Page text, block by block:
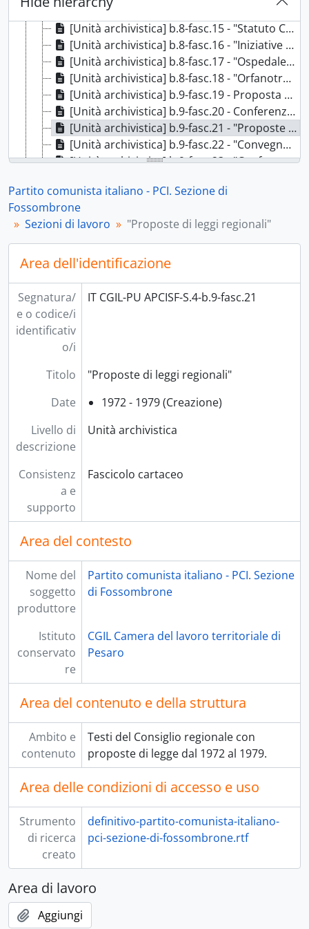
[Unità archivistica] b.8-fasc.14 - "Informazione", 1968 - 1980
[Unità archivistica] b.8-fasc.15 - "Statuto Consorzio sanitario", [1969]
[Unità archivistica] b.8-fasc.16 - "Iniziative di partito. Problema individuazione Unità sanitarie locali", 1969
[Unità archivistica] b.8-fasc.17 - "Ospedale", 1969 - 1970
[Unità archivistica] b.8-fasc.18 - "Orfanotrofio femminile", [1969?]
[Unità archivistica] b.9-fasc.19 - Proposta di legge sulla caccia, 1970 - 1971
[Unità archivistica] b.9-fasc.20 - Conferenza sull'emigrazione, 1971; 1973; 1979
[Unità archivistica] b.9-fasc.21 - "Proposte di leggi regionali", 1972 - 1979
[Unità archivistica] b.9-fasc.22 - "Convegno sullo sviluppo dell'ospedale", 1973
[Unità archivistica] b.9-fasc.23 - "Conferenza regionale sull'emigrazione", 1974
[Unità archivistica] b.9-fasc.25 - "IRAB. Risultati indagine Commissione comunale", 1975 - 1976
[Unità archivistica] b.9-fasc.26 - "Sanità ULSS", 1977
[Unità archivistica] b.9-fasc.27 - Distretti scolastici, 1977
[Unità archivistica] b.9-fasc.28 - "Sanità", 1978
[Unità archivistica] b.9-fasc.29 - "Ospedale", 1978 - 1979
[Serie] S.6 - Circolari, 1942; 1944 - 1978
[Serie] S.7 - Stampa e propaganda, 1947 - 1980
[Serie] S.8 - Volantini, 1947; 1958 - 1983
[Serie] S.9 - Elezioni e referendum, 1946; 1952 - 1984
[Serie] S.11 - Feste de L'Unità e altre manifestazioni, 1946 - 1983
[Serie] S.13 - Amministrazione e bilanci, 1944 - 1978
[Serie] S.14 - Rassegna stampa e pubblicazioni, 1958 - 1980; 2000
[Serie] S.15 - Fotografie, [195-?] - 1983
Partito comunista italiano - PCI. Sezione di
Fossombrone
Sezioni di lavoro
"Proposte di leggi regionali"
Area dell'identificazione
Segnatura/
e o codice/i
identificativ
o/i
IT CGIL-PU APCISF-S.4-b.9-fasc.21
Titolo
"Proposte di leggi regionali"
Date
1972 - 1979 (Creazione)
Livello di
descrizione
Unità archivistica
Consistenz
a e
supporto
Fascicolo cartaceo
Area del contesto
Nome del
soggetto
produttore
Partito comunista italiano - PCI. Sezione
di Fossombrone
Istituto
conservato
re
CGIL Camera del lavoro territoriale di
Pesaro
Area del contenuto e della struttura
Ambito e
contenuto
Testi del Consiglio regionale con
proposte di legge dal 1972 al 1979.
Area delle condizioni di accesso e uso
Strumento
di ricerca
creato
definitivo-partito-comunista-italiano-
pci-sezione-di-fossombrone.rtf
Area di lavoro
Aggiungi